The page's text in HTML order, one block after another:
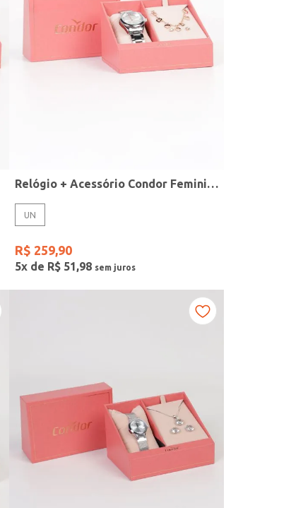
Relógio + Acessório Condor Feminino PRATA
UN
R$ 259,90
5x de R$ 51,98